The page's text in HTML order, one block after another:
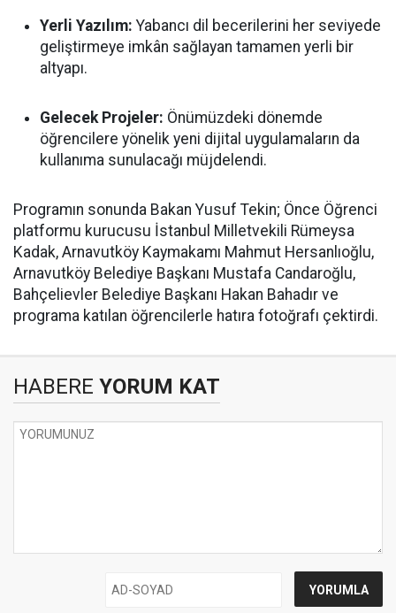
Yerli Yazılım: Yabancı dil becerilerini her seviyede
geliştirmeye imkân sağlayan tamamen yerli bir
altyapı.
Gelecek Projeler: Önümüzdeki dönemde
öğrencilere yönelik yeni dijital uygulamaların da
kullanıma sunulacağı müjdelendi.
Programın sonunda Bakan Yusuf Tekin; Önce Öğrenci
platformu kurucusu İstanbul Milletvekili Rümeysa
Kadak, Arnavutköy Kaymakamı Mahmut Hersanlıoğlu,
Arnavutköy Belediye Başkanı Mustafa Candaroğlu,
Bahçelievler Belediye Başkanı Hakan Bahadır ve
programa katılan öğrencilerle hatıra fotoğrafı çektirdi.
HABERE YORUM KAT